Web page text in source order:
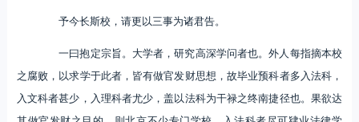
予今长斯校，请更以三事为诸君告。
一曰抱定宗旨。大学者，研究高深学问者也。外人每指摘本校
之腐败，以求学于此者，皆有做官发财思想，故毕业预科者多入法科，
入文科者甚少，入理科者尤少，盖以法科为干禄之终南捷径也。果欲达